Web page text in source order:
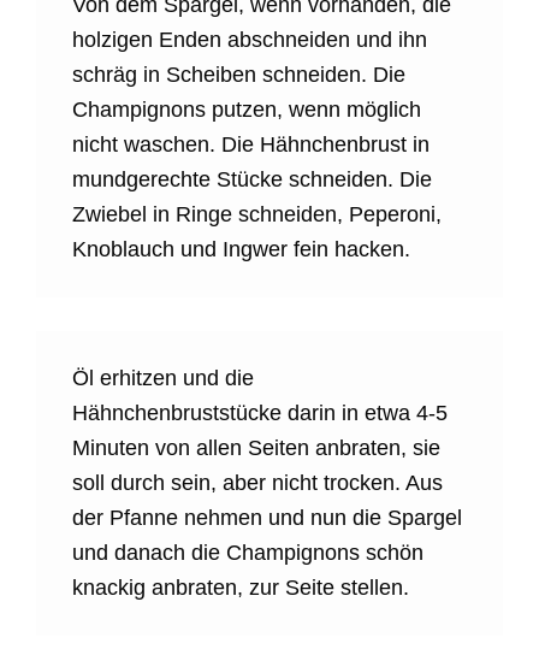
holzigen Enden abschneiden und ihn
schräg in Scheiben schneiden. Die
Champignons putzen, wenn möglich
nicht waschen. Die Hähnchenbrust in
mundgerechte Stücke schneiden. Die
Zwiebel in Ringe schneiden, Peperoni,
Knoblauch und Ingwer fein hacken.
Öl erhitzen und die
Hähnchenbruststücke darin in etwa 4-5
Minuten von allen Seiten anbraten, sie
soll durch sein, aber nicht trocken. Aus
der Pfanne nehmen und nun die Spargel
und danach die Champignons schön
knackig anbraten, zur Seite stellen.